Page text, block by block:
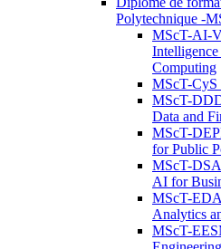
Polytechnique -
MScT-AI-
Computing
MScT-CyS
MScT-
Data and
MScT-
for Public
MScT-
AI for
MScT-
Analytics
MScT-